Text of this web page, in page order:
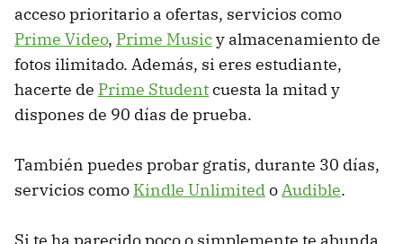
acceso prioritario a ofertas, servicios como
Prime Video, Prime Musicy almacenamiento de
fotos ilimitado. Además, si eres estudiante,
hacerte de Prime Studentcuesta la mitad y
dispones de 90 días de prueba.
También puedes probar gratis, durante 30 días,
servicios como Kindle UnlimitedoAudible.